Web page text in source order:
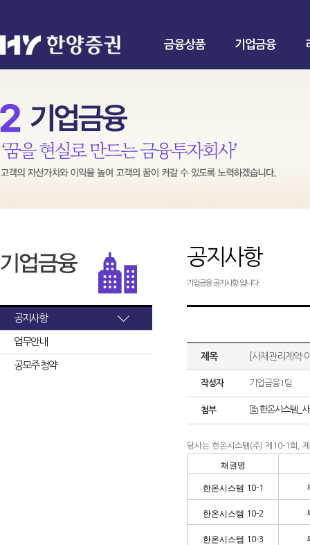
금융상품 기업금융
공지사항
업무안내
공모주 청약
공지사항
기업금융 공지사항 입니다.
제목 [사채관리계약
작성자 기업금융1팀
첨부 한온시스템_
당사는 한온시스템(주) 제 10-1 회 제
채권명
한온시스템 10-1
한온시스템 10-2
한온시스템 10-3